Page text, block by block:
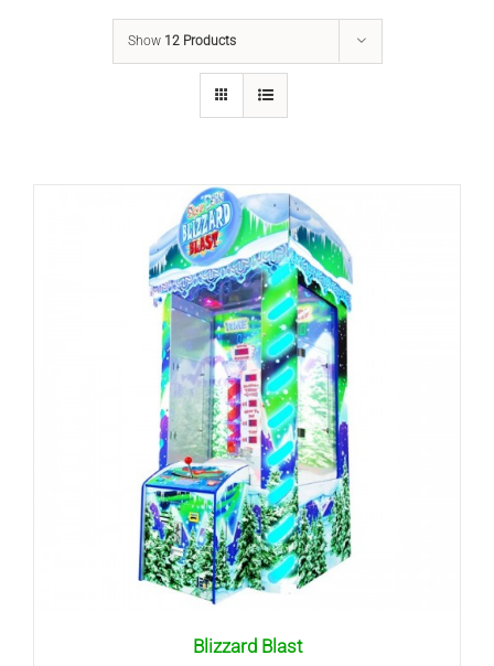
Show 12 Products
Blizzard Blast